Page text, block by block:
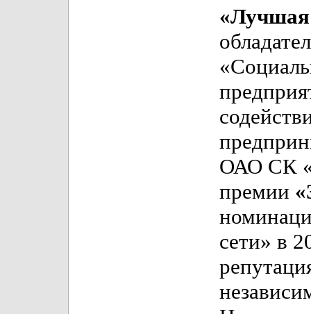
«Лучшая
ОАО СК
премии
сети» в